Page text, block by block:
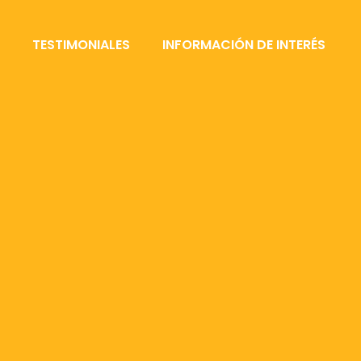
TESTIMONIALES INFORMACIÓN DE INTERÉS